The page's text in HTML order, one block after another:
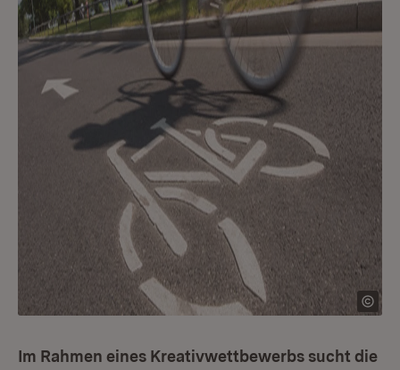
Im Rahmen eines Kreativwettbewerbs sucht die